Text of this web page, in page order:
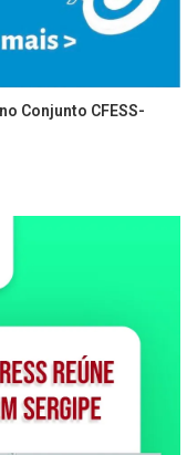
Conjunto CFESS-